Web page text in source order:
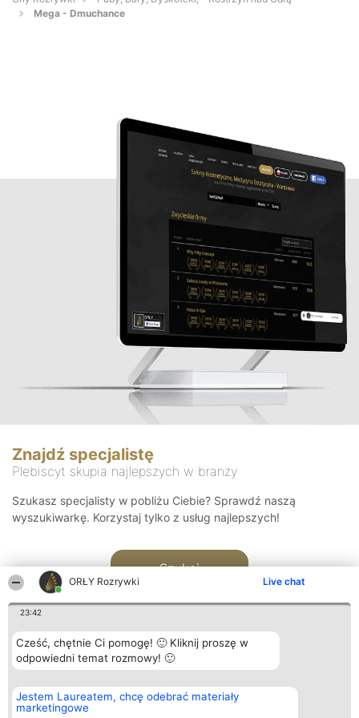
ORŁY Rozrywki Live chat
23:42
Cześć, chętnie Ci pomogę! 🙂 Kliknij proszę w
odpowiedni temat rozmowy! 🙂
Jestem Laureatem, chcę odebrać materiały
marketingowe
Mega - Dmuchance
Znajdź specjalistę
Plebiscyt skupia najlepszych w branży
Szukasz specjalisty w pobliżu Ciebie? Sprawdź naszą
wyszukiwarkę. Korzystaj tylko z usług najlepszych!
Szukaj
Organizator plebiscytu
Bright Side Solutions sp. z o.
o. sp. k.
Plebiscyt
Laureaci
Kontakt
Kontakt